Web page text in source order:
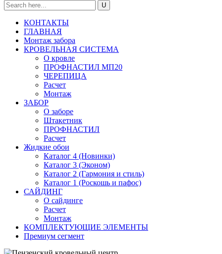
КОНТАКТЫ
ГЛАВНАЯ
Монтаж забора
КРОВЕЛЬНАЯ СИСТЕМА
О кровле
ПРОФНАСТИЛ МП20
ЧЕРЕПИЦА
Расчет
Монтаж
ЗАБОР
О заборе
Штакетник
ПРОФНАСТИЛ
Расчет
Жидкие обои
Каталог 4 (Новинки)
Каталог 3 (Эконом)
Каталог 2 (Гармония и стиль)
Каталог 1 (Роскошь и пафос)
САЙДИНГ
О сайдинге
Расчет
Монтаж
КОМПЛЕКТУЮЩИЕ ЭЛЕМЕНТЫ
Премиум сегмент